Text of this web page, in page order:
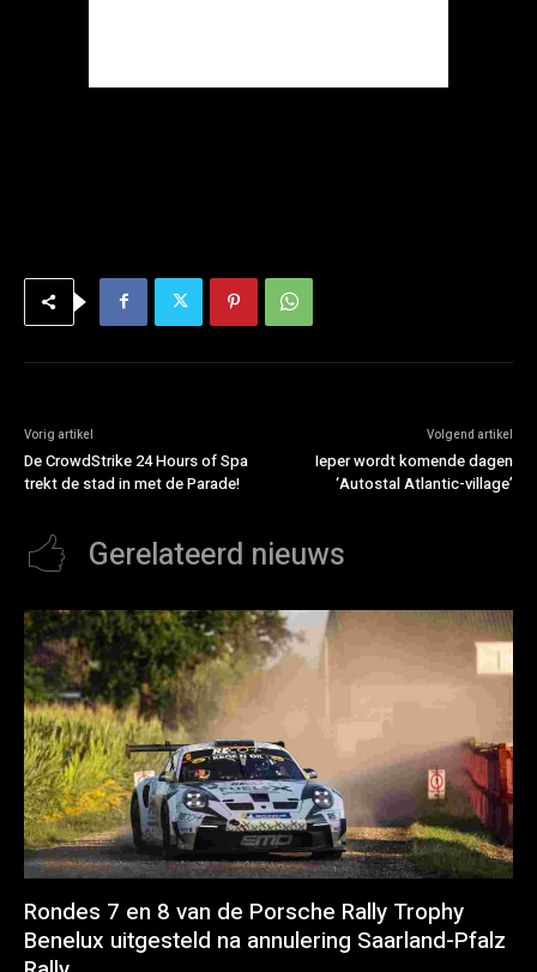
Vorig artikel
De CrowdStrike 24 Hours of Spa
trekt de stad in met de Parade!
Volgend artikel
Ieper wordt komende dagen
‘Autostal Atlantic-village’
Gerelateerd nieuws
Rondes 7 en 8 van de Porsche Rally Trophy
Benelux uitgesteld na annulering Saarland-Pfalz